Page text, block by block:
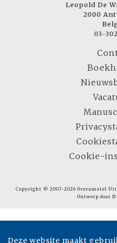
Leopold De
2000
03-
Cookie-
Copyright © 2007-2026 Overamstel
Ontwerp door
Deze website maakt